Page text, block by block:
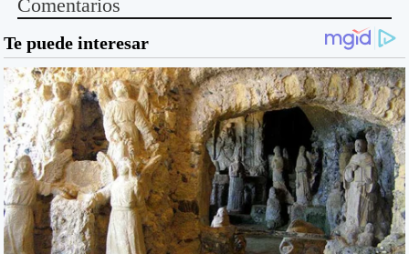
Comentarios